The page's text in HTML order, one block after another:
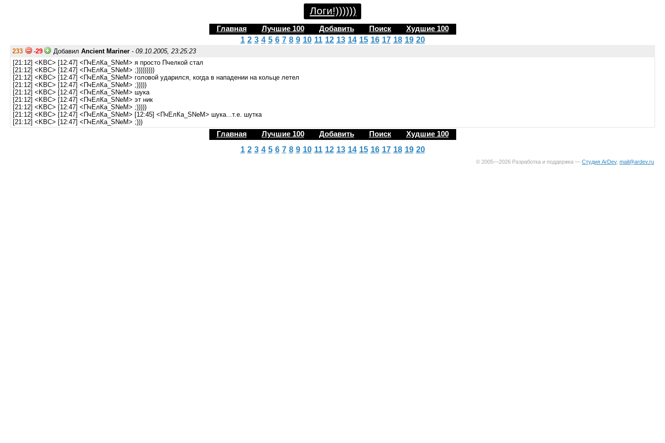
Логи!))))))
Главная Лучшие 100 Добавить Поиск Худшие 100
1 2 3 4 5 6 7 8 9 10 11 12 13 14 15 16 17 18 19 20
233 -29 Добавил Ancient Mariner - 09.10.2005, 23:25:23
[21:12] <KBC> [12:47] <ПчЕлКа_SNeM> я просто Пчелкой стал
[21:12] <KBC> [12:47] <ПчЕлКа_SNeM> ;)))))))))
[21:12] <KBC> [12:47] <ПчЕлКа_SNeM> головой ударился, когда в нападении на кольце летел
[21:12] <KBC> [12:47] <ПчЕлКа_SNeM> ;)))))
[21:12] <KBC> [12:47] <ПчЕлКа_SNeM> шука
[21:12] <KBC> [12:47] <ПчЕлКа_SNeM> эт ник
[21:12] <KBC> [12:47] <ПчЕлКа_SNeM> ;)))))
[21:12] <KBC> [12:47] <ПчЕлКа_SNeM> [12:45] <ПчЕлКа_SNeM> шука...т.е. шутка
[21:12] <KBC> [12:47] <ПчЕлКа_SNeM> ;)))
Главная Лучшие 100 Добавить Поиск Худшие 100
1 2 3 4 5 6 7 8 9 10 11 12 13 14 15 16 17 18 19 20
© 2005—2026 Разработка и поддержка — Студия ArDev, mail@ardev.ru